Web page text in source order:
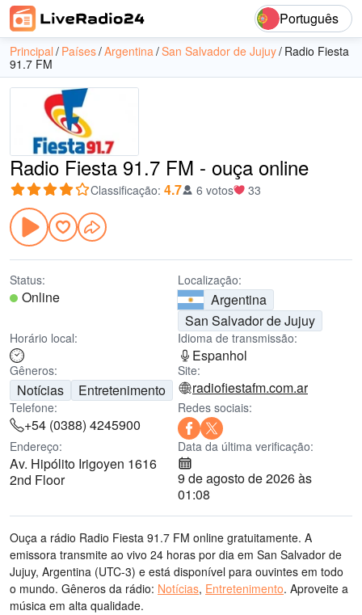
Português
Principal Países Argentina San Salvador de Jujuy Radio Fiesta
91.7 FM
Radio Fiesta 91.7 FM - ouça online
Classificação: 4.7 6 votos 33
Status:
Online
Localização:
Argentina
San Salvador de Jujuy
Horário local: Idioma de transmissão:
Espanhol
Gêneros:
Notícias Entretenimento
Site:
radiofiestafm.com.ar
Telefone:
+54 (0388) 4245900
Redes sociais:
Endereço:
Av. Hipólito Irigoyen 1616
2nd Floor
Data da última verificação:
9 de agosto de 2026 às
01:08
Ouça a rádio Radio Fiesta 91.7 FM online gratuitamente. A
emissora transmite ao vivo 24 horas por dia em San Salvador de
Jujuy, Argentina (UTC-3) e está disponível para ouvintes em todo
o mundo. Gêneros da rádio: Notícias, Entretenimento. Aproveite a
música em alta qualidade.